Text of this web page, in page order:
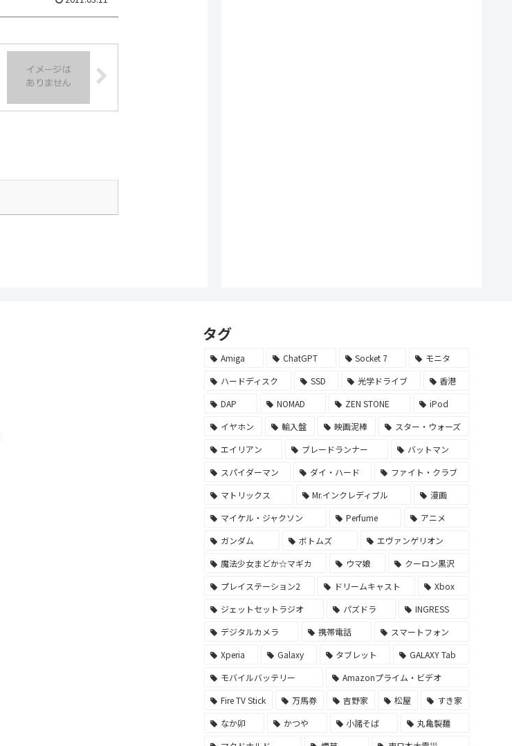
タグ
Amiga ChatGPT Socket 7
モニタ
ハードディスク
SSD 光学ドライブ
香港
DAP
NOMAD ZEN STONE
iPod
イヤホン
輸入盤 映画泥棒
スター・ウォーズ
エイリアン
ブレードランナー
バットマン
スパイダーマン
ダイ・ハード
ファイト・クラブ
マトリックス
Mr.インクレディブル
漫画
マイケル・ジャクソン
Perfume
アニメ
ガンダム
ボトムズ
エヴァンゲリオン
魔法少女まどか☆マギカ
ウマ娘
クーロン黒沢
プレイステーション2
ドリームキャスト
Xbox
ジェットセットラジオ
パズドラ
INGRESS
デジタルカメラ
携帯電話
スマートフォン
Xperia
Galaxy タブレット
GALAXY Tab
モバイルバッテリー
Amazonプライム・ビデオ
Fire TV Stick
万馬券 吉野家 松屋
すき家
なか卯
かつや 小諸そば
丸亀製麵